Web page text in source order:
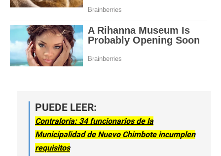
PUEDE LEER:
Contraloría: 34 funcionarios de la
Municipalidad de Nuevo Chimbote incumplen
requisitos